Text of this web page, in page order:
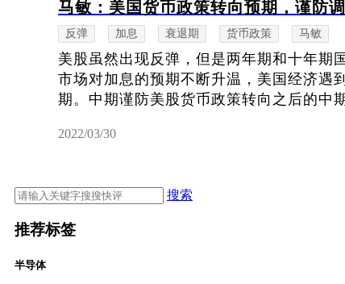
马敏：美国货币政策转向预期，谨防
反弹 加息 衰退期 货币政策 马敏
美股虽然出现反弹，但是两年期和十年期
市场对加息的预期不断升温，美国经济遇
期。中期谨防美股货币政策转向之后的中
2022/03/30
搜索
推荐标签
半导体